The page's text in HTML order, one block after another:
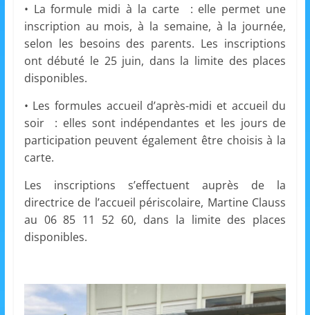
a
t
i
e
t
A
i
m
a
o
n
• La formule midi à la carte : elle permet une
inscription au mois, à la semaine, à la journée,
selon les besoins des parents. Les inscriptions
ont débuté le 25 juin, dans la limite des places
disponibles.
• Les formules accueil d’après-midi et accueil du
soir : elles sont indépendantes et les jours de
participation peuvent également être choisis à la
carte.
Les inscriptions s’effectuent auprès de la
directrice de l’accueil périscolaire, Martine Clauss
au 06 85 11 52 60, dans la limite des places
disponibles.